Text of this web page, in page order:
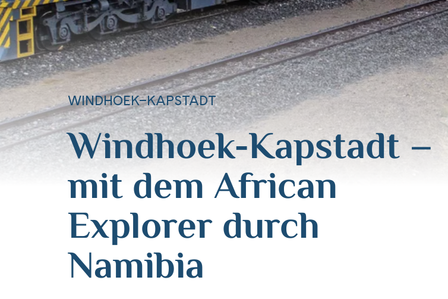
WINDHOEK–KAPSTADT
Windhoek-Kapstadt –
mit dem African
Explorer durch
Namibia